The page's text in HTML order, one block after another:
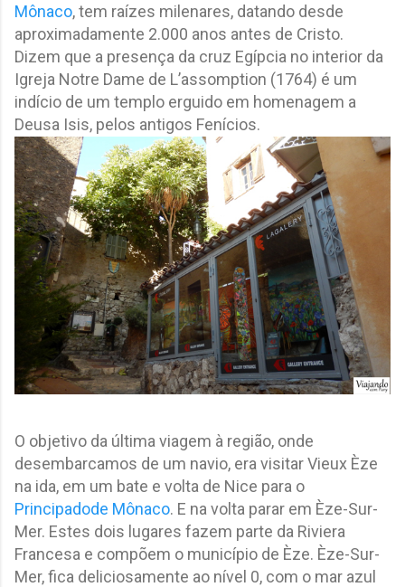
Mônaco, tem raízes milenares, datando desde
aproximadamente 2.000 anos antes de Cristo.
Dizem que a presença da cruz Egípcia no interior da
Igreja Notre Dame de L’assomption (1764) é um
indício de um templo erguido em homenagem a
Deusa Isis, pelos antigos Fenícios.
O objetivo da última viagem à região, onde
desembarcamos de um navio, era visitar Vieux Èze
na ida, em um bate e volta de Nice para o
Principadode Mônaco. E na volta parar em Èze-Sur-
Mer. Estes dois lugares fazem parte da Riviera
Francesa e compõem o município de Èze. Èze-Sur-
Mer, fica deliciosamente ao nível 0, com o mar azul